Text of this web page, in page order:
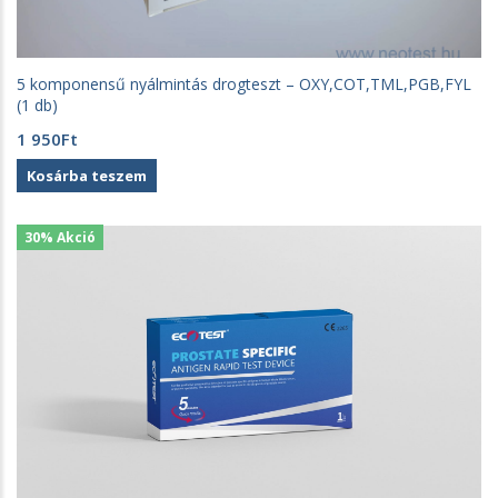
5 komponensű nyálmintás drogteszt – OXY,COT,TML,PGB,FYL
(1 db)
1 950Ft
Kosárba teszem
30% Akció